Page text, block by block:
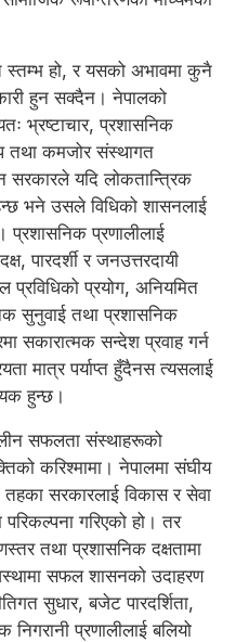
हो, र यसको अभावमा कुनै
हुन सक्दैन। नेपालको
भ्रष्टाचार, प्रशासनिक
तथा कमजोर संस्थागत
सरकारले यदि लोकतान्त्रिक
भने उसले विधिको शासनलाई
प्रशासनिक प्रणालीलाई
पारदर्शी र जनउत्तरदायी
प्रयोग, अनियमित
सुनुवाई तथा प्रशासनिक
सकारात्मक सन्देश प्रवाह गर्न
मात्र पर्याप्त हुँदैनस त्यसलाई
हुन्छ।
सफलता संस्थाहरूको
करिश्मामा। नेपालमा संघीय
सरकारलाई विकास र सेवा
गरिएको हो। तर
तथा प्रशासनिक दक्षतामा
सफल शासनको उदाहरण
सुधार, बजेट पारदर्शिता,
निगरानी प्रणालीलाई बलियो